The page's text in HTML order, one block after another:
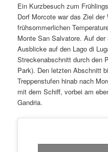
Ein Kurzbesuch zum
Dorf Morcote war das Ziel
frühsommerlichen
Monte San Salvatore. Auf
Ausblicke auf den Lago di
Streckenabschnitt durch den
Park). Den letzten Abschnitt
Treppenstufen hinab nach
mit dem Schiff, vorbei am
Gandria.